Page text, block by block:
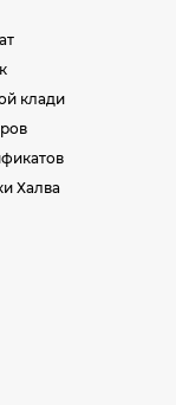
клади
Халва